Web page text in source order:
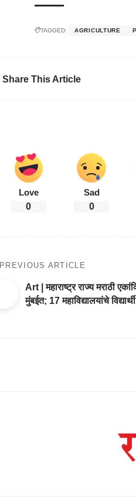
TAGGED: AGRICULTURE
Share This Article
Love
0
Sad
0
PREVIOUS ARTICLE
Art | महाराष्ट्र राज्य मराठी
मुंबईत; 17 महाविद्यालयांचे